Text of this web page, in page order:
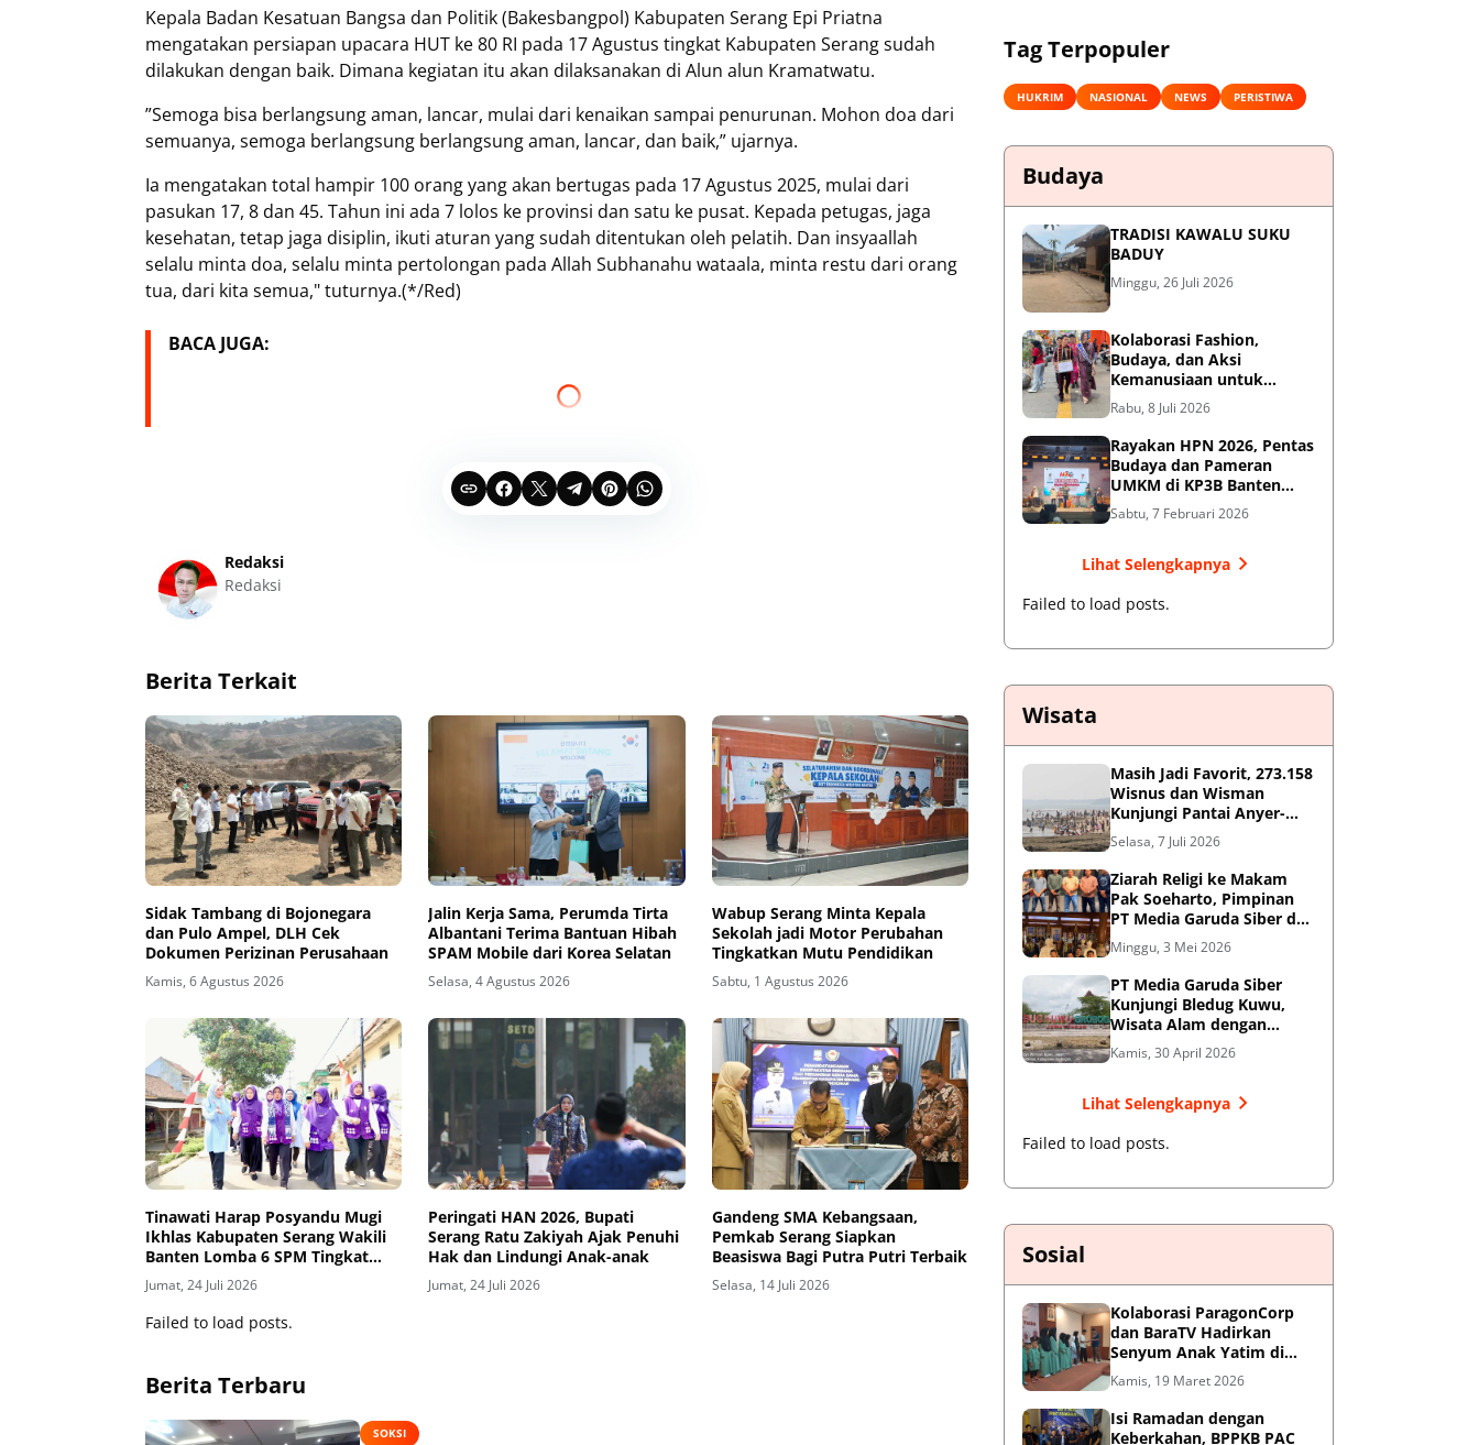
Kepala Badan Kesatuan Bangsa dan Politik (Bakesbangpol) Kabupaten Serang Epi Priatna
mengatakan persiapan upacara HUT ke 80 RI pada 17 Agustus tingkat Kabupaten Serang sudah
dilakukan dengan baik. Dimana kegiatan itu akan dilaksanakan di Alun alun Kramatwatu.
”Semoga bisa berlangsung aman, lancar, mulai dari kenaikan sampai penurunan. Mohon doa dari
semuanya, semoga berlangsung berlangsung aman, lancar, dan baik,” ujarnya.
Ia mengatakan total hampir 100 orang yang akan bertugas pada 17 Agustus 2025, mulai dari
pasukan 17, 8 dan 45. Tahun ini ada 7 lolos ke provinsi dan satu ke pusat. Kepada petugas, jaga
kesehatan, tetap jaga disiplin, ikuti aturan yang sudah ditentukan oleh pelatih. Dan insyaallah
selalu minta doa, selalu minta pertolongan pada Allah Subhanahu wataala, minta restu dari orang
tua, dari kita semua," tuturnya.(*/Red)
BACA JUGA:
Redaksi
Redaksi
Berita Terkait
Sidak Tambang di Bojonegara
dan Pulo Ampel, DLH Cek
Dokumen Perizinan Perusahaan
Kamis, 6 Agustus 2026
Jalin Kerja Sama, Perumda Tirta
Albantani Terima Bantuan Hibah
SPAM Mobile dari Korea Selatan
Selasa, 4 Agustus 2026
Wabup Serang Minta Kepala
Sekolah jadi Motor Perubahan
Tingkatkan Mutu Pendidikan
Sabtu, 1 Agustus 2026
Tinawati Harap Posyandu Mugi
Ikhlas Kabupaten Serang Wakili
Banten Lomba 6 SPM Tingkat
Nasional
Jumat, 24 Juli 2026
Peringati HAN 2026, Bupati
Serang Ratu Zakiyah Ajak Penuhi
Hak dan Lindungi Anak-anak
Jumat, 24 Juli 2026
Gandeng SMA Kebangsaan,
Pemkab Serang Siapkan
Beasiswa Bagi Putra Putri Terbaik
Selasa, 14 Juli 2026
Failed to load posts.
Berita Terbaru
SOKSI
Tag Terpopuler
HUKRIM NASIONAL NEWS PERISTIWA
Budaya
TRADISI KAWALU SUKU
BADUY
Minggu, 26 Juli 2026
Kolaborasi Fashion,
Budaya, dan Aksi
Kemanusiaan untuk
Pasien Kanker Dhuafa
Rabu, 8 Juli 2026
Rayakan HPN 2026, Pentas
Budaya dan Pameran
UMKM di KP3B Banten
Sedot Antusiasme Warga
Sabtu, 7 Februari 2026
Lihat Selengkapnya
Failed to load posts.
Wisata
Masih Jadi Favorit, 273.158
Wisnus dan Wisman
Kunjungi Pantai Anyer-
Cinangka Selama Libur
Sekolah
Selasa, 7 Juli 2026
Ziarah Religi ke Makam
Pak Soeharto, Pimpinan
PT Media Garuda Siber dan
Redaksi Hormati Jasa Sang
Jendral Besar
Minggu, 3 Mei 2026
PT Media Garuda Siber
Kunjungi Bledug Kuwu,
Wisata Alam dengan
Segudang Keunikan dan
Potensi UMKM
Kamis, 30 April 2026
Lihat Selengkapnya
Failed to load posts.
Sosial
Kolaborasi ParagonCorp
dan BaraTV Hadirkan
Senyum Anak Yatim di
Hotel Le Semar Tangerang
Kamis, 19 Maret 2026
Isi Ramadan dengan
Keberkahan, BPPKB PAC